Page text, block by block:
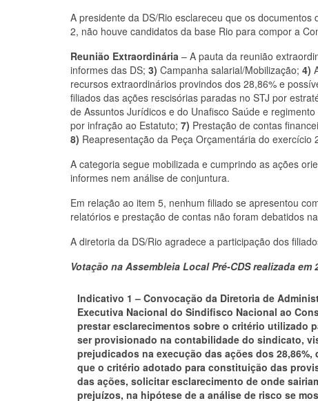
A presidente da DS/Rio esclareceu que os
2, não houve candidatos da base Rio para compor a
Reunião Extraordinária – A pauta da reunião
informes das DS; 3) Campanha salarial/Mobilização; 4)
recursos extraordinários provindos dos 28,86% e
filiados das ações rescisórias paradas no STJ por
de Assuntos Jurídicos e do Unafisco Saúde e
por infração ao Estatuto; 7) Prestação de contas
8) Reapresentação da Peça Orçamentária do exercício
A categoria segue mobilizada e cumprindo as ações
informes nem análise de conjuntura.
Em relação ao item 5, nenhum filiado se apresentou
relatórios e prestação de contas não foram debatidos
A diretoria da DS/Rio agradece a participação dos
Votação na Assembleia Local Pré-CDS realizada em
Indicativo 1 – Convocação da Diretoria de
Executiva Nacional do Sindifisco Nacional ao
prestar esclarecimentos sobre o critério utilizado
ser provisionado na contabilidade do sindicato,
prejudicados na execução das ações dos
que o critério adotado para constituição das
das ações, solicitar esclarecimento de onde
prejuízos, na hipótese de a análise de risco se